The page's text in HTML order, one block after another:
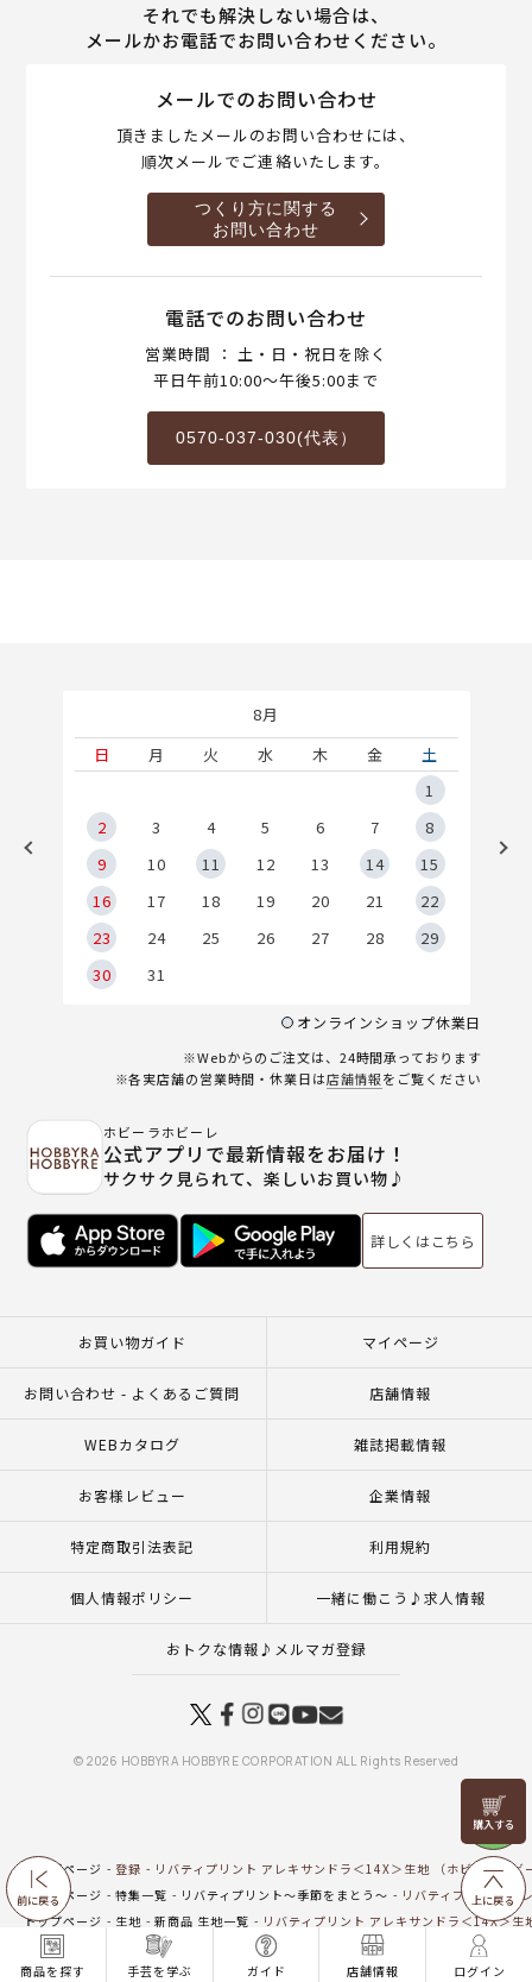
商品を探す 手芸を学ぶ ガイド 店舗情報 ログイン
前に戻る
リリヤン
フェア
上に戻る
それでも解決しない場合は、
メールかお電話でお問い合わせください。
メールでのお問い合わせ
頂きましたメールのお問い合わせには、
順次メールでご連絡いたします。
つくり方に関する
お問い合わせ
電話でのお問い合わせ
営業時間 ： 土・日・祝日を除く
平日午前10:00～午後5:00まで
0570-037-030(代表）
8月
日
月 火 水 木 金
土
1
2
3 4 5 6 7
8
9
10 11 12 13 14
15
16
17 18 19 20 21
22
23
24 25 26 27 28
29
30
31
オンラインショップ休業日
※Webからのご注文は、24時間承っております
※各実店舗の営業時間・休業日は店舗情報をご覧ください
ホビーラホビーレ
公式アプリで最新情報をお届け！
サクサク見られて、楽しいお買い物♪
詳しくはこちら
お買い物ガイド マイページ
お問い合わせ - よくあるご質問 店舗情報
WEBカタログ 雑誌掲載情報
お客様レビュー 企業情報
特定商取引法表記 利用規約
個人情報ポリシー 一緒に働こう♪求人情報
おトクな情報♪メルマガ登録
© 2026 HOBBYRA HOBBYRE CORPORATION ALL Rights Reserved
トップページ 登録
リバティプリント アレキサンドラ＜14X＞生地 （ホビーラホ
トップページ
特集一覧 リバティプリント～季節をまとう～
リバティプリント ア
トップページ
生地 新商品 生地一覧
リバティプリント アレキサンドラ＜14X＞
トップページ
リバティプリント（ホビーラホビーレオリジナル）
リバティ
トップページ
商品 マンスリープレス4月号掲載商品 5月8日（金）発売の商品